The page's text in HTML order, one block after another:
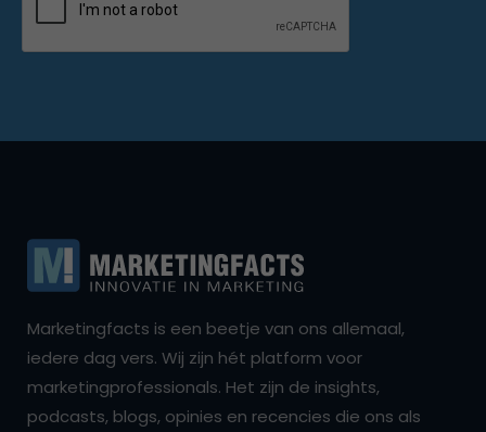
Marketingfacts is een beetje van ons allemaal,
iedere dag vers. Wij zijn hét platform voor
marketingprofessionals. Het zijn de insights,
podcasts, blogs, opinies en recencies die ons als